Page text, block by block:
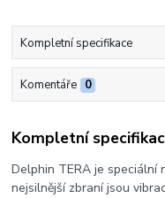
Kompletní specifikace
Komentáře 0
Kompletní
Delphin TERA je speciální
nejsilnější zbraní jsou